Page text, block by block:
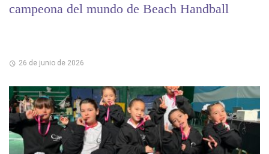
campeona del mundo de Beach Handball
26 de junio de 2026